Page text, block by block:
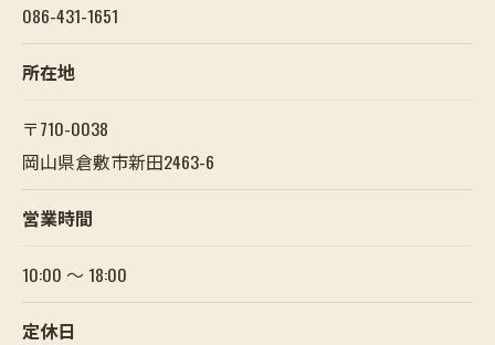
086-431-1651
所在地
〒710-0038
岡山県倉敷市新田2463-6
営業時間
10:00 ～ 18:00
定休日